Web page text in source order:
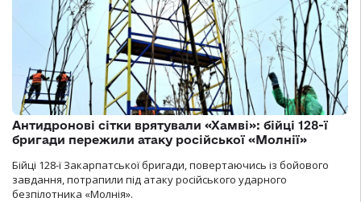
Антидронові сітки врятували «Хамві»: бійці 128-ї
бригади пережили атаку російської «Молнії»
Бійці 128-ї Закарпатської бригади, повертаючись із бойового
завдання, потрапили під атаку російського ударного
безпілотника «Молнія».